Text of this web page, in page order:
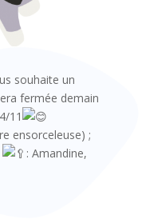
souhaite un
fermée demain
11
ensorceleuse) ;
: Amandine,